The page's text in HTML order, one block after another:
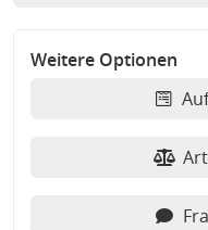
Weitere Optionen